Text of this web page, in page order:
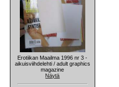
Erotiikan Maailma 1996 nr 3 -
aikuisviihdelehti / adult graphics
magazine
Näytä